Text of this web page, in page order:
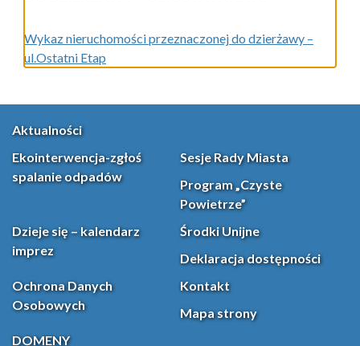
Wykaz nieruchomości przeznaczonej do dzierżawy –
ul.Ostatni Etap
Aktualności
Ekointerwencja-zgłoś
spalanie odpadów
Sesje Rady Miasta
Program „Czyste
Powietrze”
Dzieje się – kalendarz
imprez
Środki Unijne
Deklaracja dostępności
Ochrona Danych
Osobowych
Kontakt
Mapa strony
DOMENY